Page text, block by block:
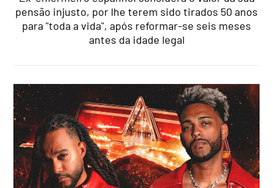
pensão injusto, por lhe terem sido tirados 50 anos
para "toda a vida", após reformar-se seis meses
antes da idade legal